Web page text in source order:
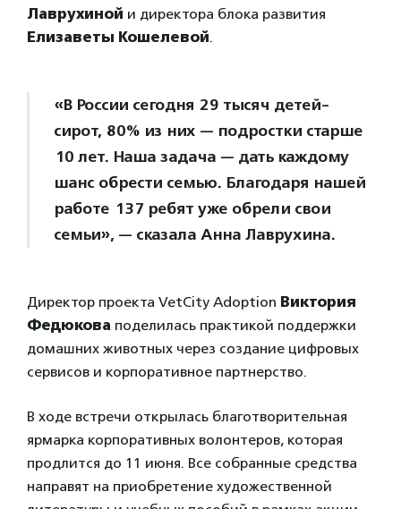
Лаврухиной и директора блока развития
Елизаветы Кошелевой.
«В России сегодня 29 тысяч детей-
сирот, 80% из них — подростки старше
10 лет. Наша задача — дать каждому
шанс обрести семью. Благодаря нашей
работе 137 ребят уже обрели свои
семьи», — сказала Анна Лаврухина.
Директор проекта VetCity Adoption Виктория
Федюкова поделилась практикой поддержки
домашних животных через создание цифровых
сервисов и корпоративное партнерство.
В ходе встречи открылась благотворительная
ярмарка корпоративных волонтеров, которая
продлится до 11 июня. Все собранные средства
направят на приобретение художественной